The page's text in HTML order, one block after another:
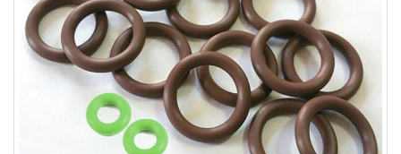
D Tip
Usturmaca
Lastiği US-
001
U -
Lastikleri
UL-001